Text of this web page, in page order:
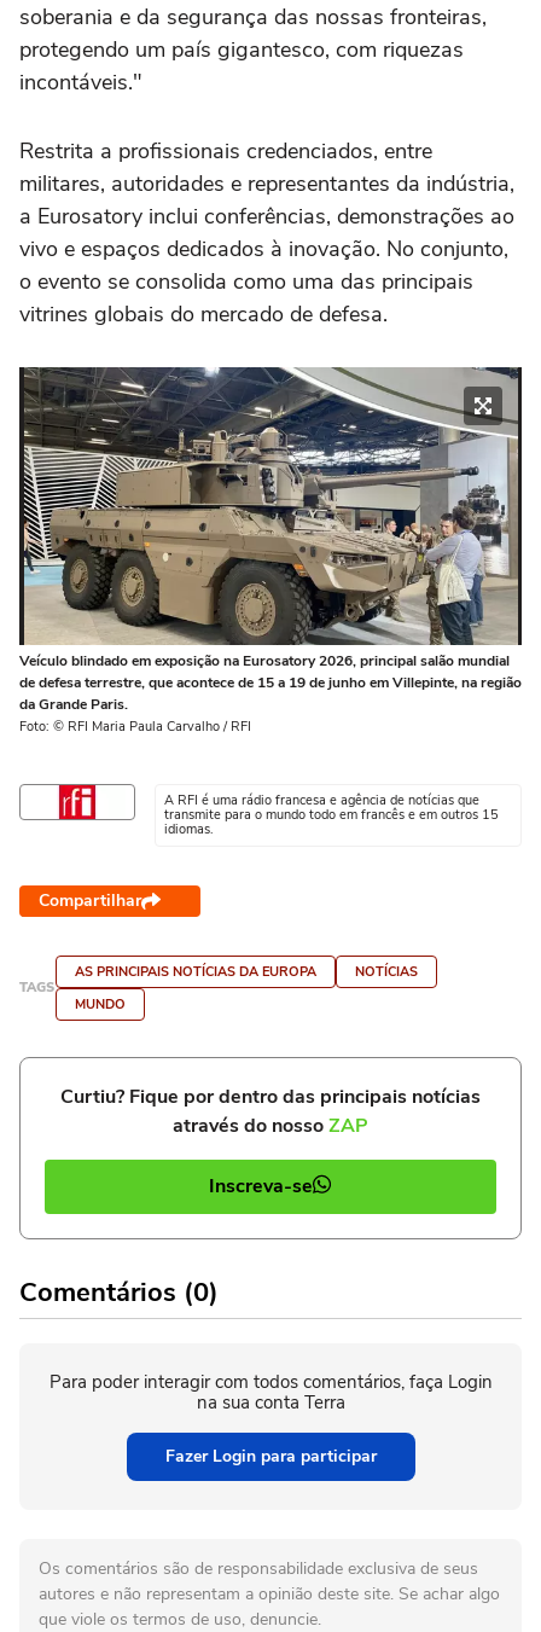
soberania e da segurança das nossas fronteiras,
protegendo um país gigantesco, com riquezas
incontáveis."
Restrita a profissionais credenciados, entre
militares, autoridades e representantes da indústria,
a Eurosatory inclui conferências, demonstrações ao
vivo e espaços dedicados à inovação. No conjunto,
o evento se consolida como uma das principais
vitrines globais do mercado de defesa.
Veículo blindado em exposição na Eurosatory 2026, principal salão mundial
de defesa terrestre, que acontece de 15 a 19 de junho em Villepinte, na região
da Grande Paris.
Foto: © RFI Maria Paula Carvalho / RFI
A RFI é uma rádio francesa e agência de notícias que
transmite para o mundo todo em francês e em outros 15
idiomas.
Compartilhar
TAGS
AS PRINCIPAIS NOTÍCIAS DA EUROPA
NOTÍCIAS
MUNDO
Curtiu? Fique por dentro das principais notícias
através do nossoZAP
Inscreva-se
Comentários (0)
Para poder interagir com todos comentários, faça Login
na sua conta Terra
Fazer Login para participar
Os comentários são de responsabilidade exclusiva de seus
autores e não representam a opinião deste site. Se achar algo
que viole os termos de uso, denuncie.